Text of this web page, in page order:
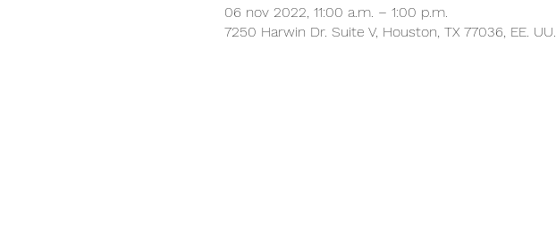
06 nov 2022, 11:00 a.m. – 1:00 p.m.
7250 Harwin Dr. Suite V, Houston, TX 77036, EE. UU.